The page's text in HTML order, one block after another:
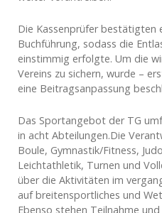
Die Kassenprüfer bestätigten
Buchführung, sodass die
einstimmig erfolgte. Um die
Vereins zu sichern, wurde –
eine Beitragsanpassung
Das Sportangebot der TG
in acht Abteilungen.Die
Boule, Gymnastik/Fitness,
Leichtathletik, Turnen und
über die Aktivitäten im
auf breitensportliches und
Ebenso stehen Teilnahme